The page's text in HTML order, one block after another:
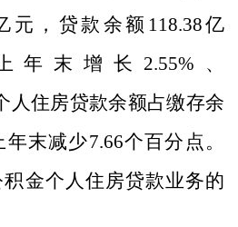
元，贷款余额 118.38亿
年末增长 2.55% 、
人住房贷款余额占缴存余
年末减少7.66个百分点。
金个人住房贷款业务的